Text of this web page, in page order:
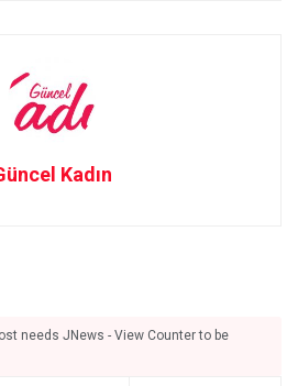
Kadın
needs JNews - View Counter to be